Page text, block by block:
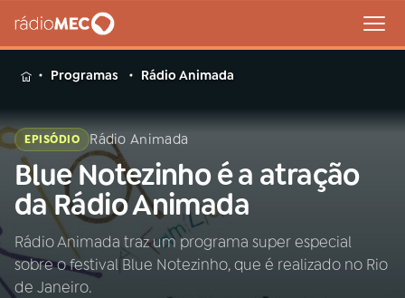
MENU
Buscar
na
Rádio
MEC
Buscar
Início AO VIVO
Programas Rádio Animada
EPISÓDIO Rádio Animada
Blue Notezinho é a atração
da Rádio Animada
Rádio Animada traz um programa super especial
sobre o festival Blue Notezinho, que é realizado no Rio
de Janeiro.